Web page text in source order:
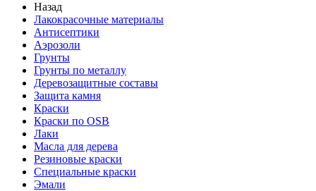
Назад
Лакокрасочные материалы
Антисептики
Аэрозоли
Грунты
Грунты по металлу
Деревозащитные составы
Защита камня
Краски
Краски по OSB
Лаки
Масла для дерева
Резиновые краски
Специальные краски
Эмали